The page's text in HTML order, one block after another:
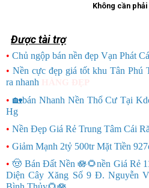
Không cần
Được tài trợ
• Chủ ngộp bán nền đẹp Vạn Phát
• Nền cực đẹp giá tốt khu Tân Phú
ra nhanh
• 🏡bán Nhanh Nền Thổ Cư Tại
Hg
• Nền Đẹp Giá Rẻ Trung Tâm Cái
• Giảm Mạnh 2tỷ 500tr Mặt Tiền
•🤠 Bán Đất Nền 🪷🌻nền Giá Rẻ
Diện Cây Xăng Số 9 Đ. Nguyễn